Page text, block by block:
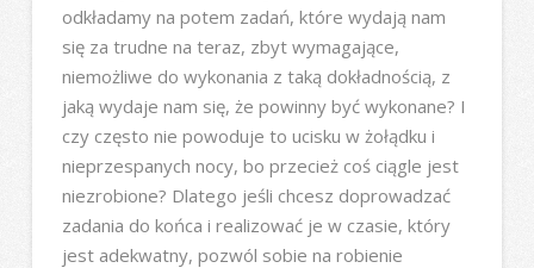
odkładamy na potem zadań, które wydają nam
się za trudne na teraz, zbyt wymagające,
niemożliwe do wykonania z taką dokładnością, z
jaką wydaje nam się, że powinny być wykonane? I
czy często nie powoduje to ucisku w żołądku i
nieprzespanych nocy, bo przecież coś ciągle jest
niezrobione? Dlatego jeśli chcesz doprowadzać
zadania do końca i realizować je w czasie, który
jest adekwatny, pozwól sobie na robienie